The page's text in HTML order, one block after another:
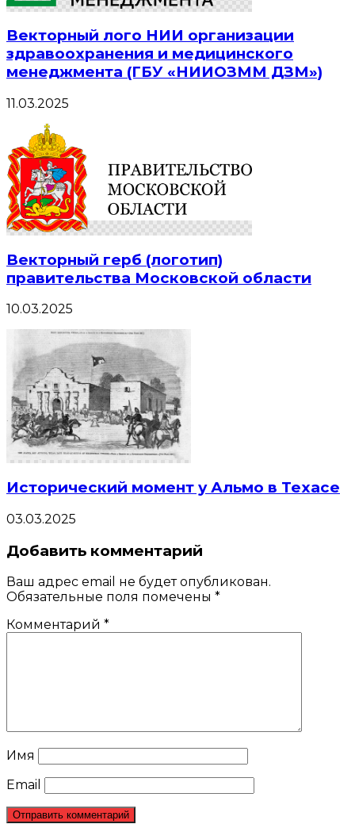
Векторный лого НИИ организации
здравоохранения и медицинского
менеджмента (ГБУ «НИИОЗММ ДЗМ»)
11.03.2025
Векторный герб (логотип)
правительства Московской области
10.03.2025
Исторический момент у Альмо в Техасе
03.03.2025
Добавить комментарий
Ваш адрес email не будет опубликован.
Обязательные поля помечены *
Комментарий *
Имя
Email